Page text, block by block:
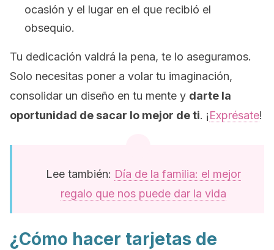
ocasión y el lugar en el que recibió el
obsequio.
Tu dedicación valdrá la pena, te lo aseguramos.
Solo necesitas poner a volar tu imaginación,
consolidar un diseño en tu mente y darte la
oportunidad de sacar lo mejor de ti. ¡Exprésate!
Lee también: Día de la familia: el mejor
regalo que nos puede dar la vida
¿Cómo hacer tarjetas de